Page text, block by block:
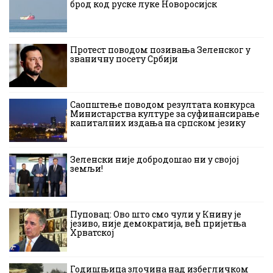
брод код руске луке Новоросијск
Протест поводом позивања Зеленског у
званичну посету Србији
Саопштење поводом резултата конкурса
Министарства културе за суфинансирање
капиталних издања на српском језику
Зеленски није добродошао ни у својој
земљи!
Пуповац: Ово што смо чули у Книну је
језиво, није демократија, већ пријетња
Хрватској
Годишњица злочина над избегличком